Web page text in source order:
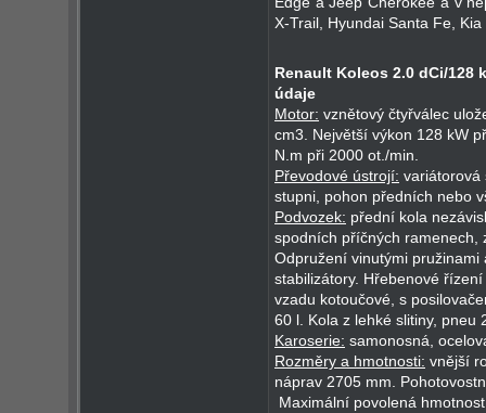
X-Trail, Hyundai Santa Fe,
Renault Koleos 2.0 dCi/128
údaje
Motor: vznětový čtyřválec
cm3. Největší výkon 128 kW
N.m při 2000 ot./min.
Převodové ústrojí: variátorová
stupni, pohon předních nebo
Podvozek: přední kola
spodních příčných ramenech,
Odpružení vinutými
stabilizátory. Hřebenové
vzadu kotoučové, s
60 l. Kola z lehké slitiny, pneu
Karoserie: samonosná,
Rozměry a hmotnosti: vnější
náprav 2705 mm.
Maximální povolená